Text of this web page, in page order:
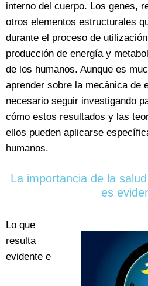
interno del cuerpo. Los genes,
otros elementos estructurales
durante el proceso de
producción de energía y
de los humanos. Aunque es
aprender sobre la mecánica de
necesario seguir investigando
cómo estos resultados y las
ellos pueden aplicarse
humanos.
La importancia de la
es
Lo que
resulta
evidente e